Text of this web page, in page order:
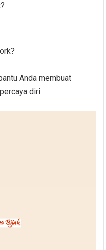
Anda membuat
diri.